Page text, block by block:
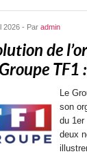
2026 - Par admin
de
TF1
Le
son
du 1er
deux